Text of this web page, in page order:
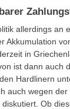
allerdings an
Akkumulation
in
ist dann auch
Hardlinern
auch wegen
Ob